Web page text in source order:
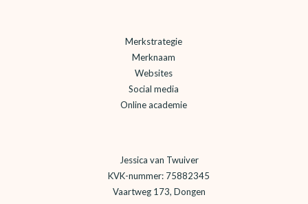
Merkstrategie
Merknaam
Websites
Social media
Online academie
Jessica van Twuiver
KVK-nummer: 75882345
Vaartweg 173, Dongen